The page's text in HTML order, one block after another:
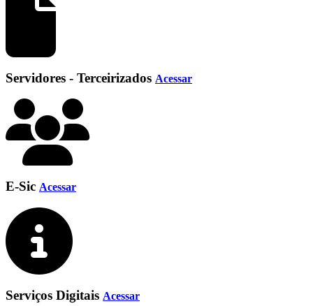
Servidores - Terceirizados Acessar
E-Sic Acessar
Serviços Digitais Acessar